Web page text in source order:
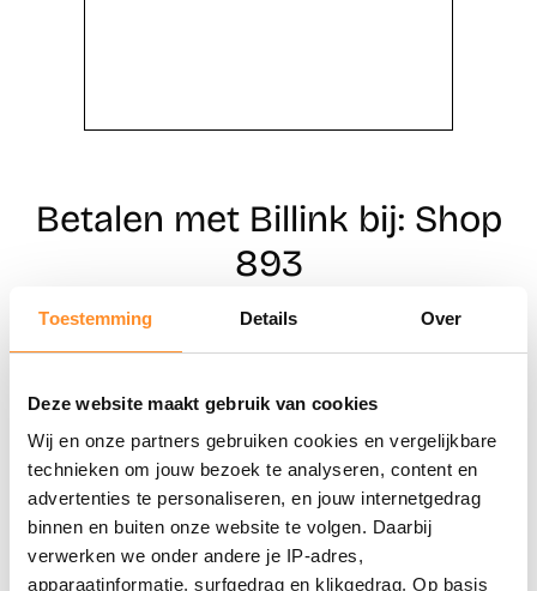
Toestemming Details Over
Deze website maakt gebruik van cookies
Wij en onze partners gebruiken cookies en vergelijkbare
technieken om jouw bezoek te analyseren, content en
advertenties te personaliseren, en jouw internetgedrag
binnen en buiten onze website te volgen. Daarbij
verwerken we onder andere je IP-adres,
apparaatinformatie, surfgedrag en klikgedrag. Op basis
Betalen met Billink bij: Shop
893
Naar winkels